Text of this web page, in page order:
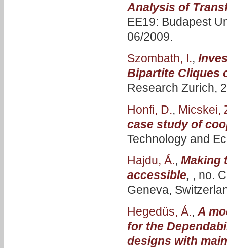
Analysis of
EE19: Budapest
06/2009.
Szombath, I.,
Bipartite Cliques
Research Zurich,
Honfi, D., Micskei,
case study of
Technology and
Hajdu, Á., Making
accessible, , no.
Geneva,
Hegedüs, Á., A
for the
designs with